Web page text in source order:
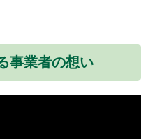
事業者の想い